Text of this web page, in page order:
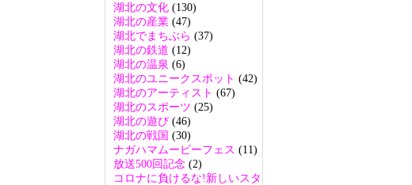
湖北の文化 (130)
湖北の産業 (47)
湖北でまちぶら (37)
湖北の鉄道 (12)
湖北の温泉 (6)
湖北のユニークスポット (42)
湖北のアーティスト (67)
湖北のスポーツ (25)
湖北の遊び (46)
湖北の戦国 (30)
ナガハマムービーフェス (11)
放送500回記念 (2)
コロナに負けるな!新しいスタ